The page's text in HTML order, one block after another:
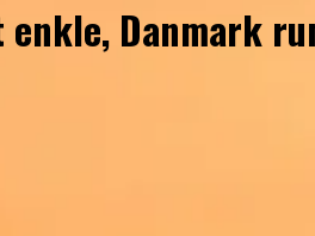
enkle, Danmark